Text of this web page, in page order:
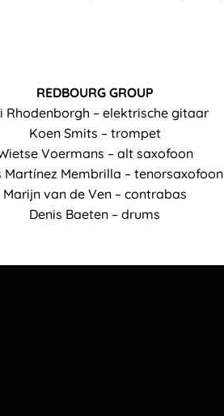
REDBOURG GROUP
Rhodenborgh – elektrische gitaar
Koen Smits – trompet
Voermans – alt saxofoon
Martínez Membrilla – tenorsaxofoon
Marijn van de Ven – contrabas
Denis Baeten – drums